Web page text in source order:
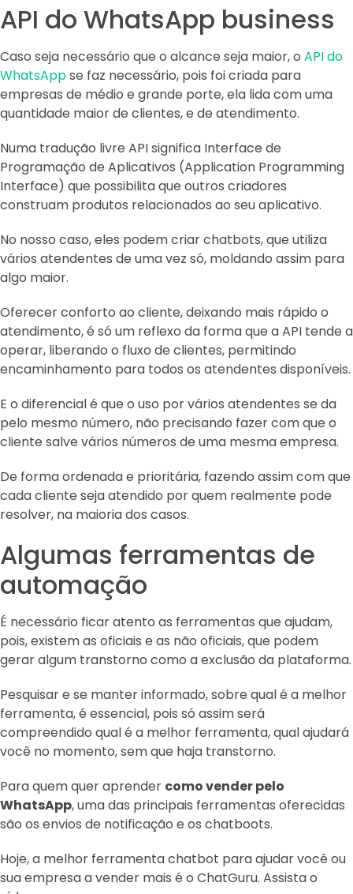
API do WhatsApp business
Caso seja necessário que o alcance seja maior, o API do
WhatsAppse faz necessário, pois foi criada para
empresas de médio e grande porte, ela lida com uma
quantidade maior de clientes, e de atendimento.
Numa tradução livre API significa Interface de
Programação de Aplicativos (Application Programming
Interface) que possibilita que outros criadores
construam produtos relacionados ao seu aplicativo.
No nosso caso, eles podem criar chatbots, que utiliza
vários atendentes de uma vez só, moldando assim para
algo maior.
Oferecer conforto ao cliente, deixando mais rápido o
atendimento, é só um reflexo da forma que a API tende a
operar, liberando o fluxo de clientes, permitindo
encaminhamento para todos os atendentes disponíveis.
E o diferencial é que o uso por vários atendentes se da
pelo mesmo número, não precisando fazer com que o
cliente salve vários números de uma mesma empresa.
De forma ordenada e prioritária, fazendo assim com que
cada cliente seja atendido por quem realmente pode
resolver, na maioria dos casos.
Algumas ferramentas de
automação
É necessário ficar atento as ferramentas que ajudam,
pois, existem as oficiais e as não oficiais, que podem
gerar algum transtorno como a exclusão da plataforma.
Pesquisar e se manter informado, sobre qual é a melhor
ferramenta, é essencial, pois só assim será
compreendido qual é a melhor ferramenta, qual ajudará
você no momento, sem que haja transtorno.
Para quem quer aprender como vender pelo
WhatsApp, uma das principais ferramentas oferecidas
são os envios de notificação e os chatboots.
Hoje, a melhor ferramenta chatbot para ajudar você ou
sua empresa a vender mais é o ChatGuru. Assista o